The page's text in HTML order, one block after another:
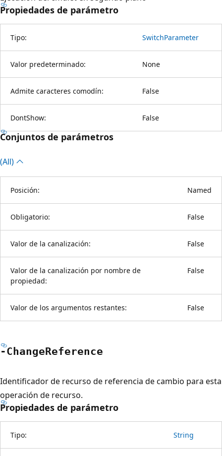
Propiedades de parámetro
Tipo: SwitchParameter
Valor predeterminado: None
Admite caracteres comodín: False
DontShow: False
Conjuntos de parámetros
(All)
Posición: Named
Obligatorio: False
Valor de la canalización: False
Valor de la canalización por nombre de
propiedad:
False
Valor de los argumentos restantes: False
-ChangeReference
Identificador de recurso de referencia de cambio para esta
operación de recurso.
Propiedades de parámetro
Tipo: String